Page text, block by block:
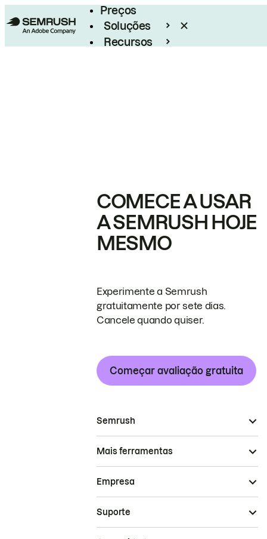
Preços
Soluções
Recursos
COMECE A USAR
A SEMRUSH HOJE
MESMO
Experimente a Semrush
gratuitamente por sete dias.
Cancele quando quiser.
Começar avaliação gratuita
Semrush
Mais ferramentas
Empresa
Suporte